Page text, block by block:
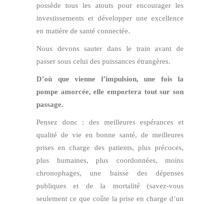
possède tous les atouts pour encourager les
investissements et développer une excellence
en matière de santé connectée.
Nous devons sauter dans le train avant de
passer sous celui des puissances étrangères.
D’où que vienne l’impulsion, une fois la
pompe amorcée, elle emportera tout sur son
passage.
Pensez donc : des meilleures espérances et
qualité de vie en bonne santé, de meilleures
prises en charge des patients, plus précoces,
plus humaines, plus coordonnées, moins
chronophages, une baisse des dépenses
publiques et de la mortalité (savez-vous
seulement ce que coûte la prise en charge d’un